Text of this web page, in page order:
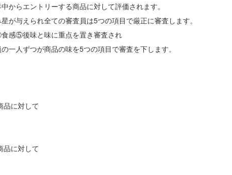
からエントリーする商品に対して評価されます。
が与えられ全ての審査員は5つの項目で厳正に審査します。
⑤後味と味に重点を置き審査され
一人ずつが商品の味を5つの項目で審査を下します。
品に対して
品に対して